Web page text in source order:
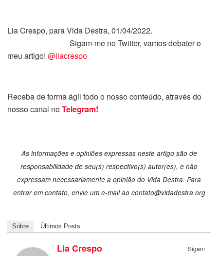
Lia Crespo, para Vida Destra, 01/04/2022.
Sigam-me no Twitter, vamos debater o
meu artigo! @liacrespo
Receba de forma ágil todo o nosso conteúdo, através do
nosso canal noTelegram!
As informações e opiniões expressas neste artigo são de
responsabilidade de seu(s) respectivo(s) autor(es), e não
expressam necessariamente a opinião do Vida Destra. Para
entrar em contato, envie um e-mail ao contato@vidadestra.org
Sobre Últimos Posts
Sigam
Lia Crespo